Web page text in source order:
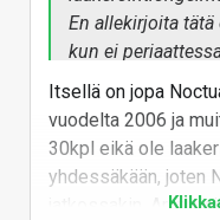
En allekirjoita tätä
kun ei
kerran
", tai kyllä,
todetakseen et
Mielenkiinnolla
miten tämä
kanssa. Hiljaista
Itsellä on jopa
vuodelta 2006 ja
30kpl eikä ole
yhdessäkään, joten
jatkossakin.